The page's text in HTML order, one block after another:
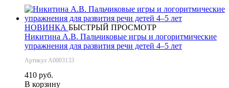
НОВИНКА БЫСТРЫЙ ПРОСМОТР
Никитина А.В. Пальчиковые игры и логоритмические
упражнения для развития речи детей 4–5 лет
Артикул А0003133
410 руб.
В корзину